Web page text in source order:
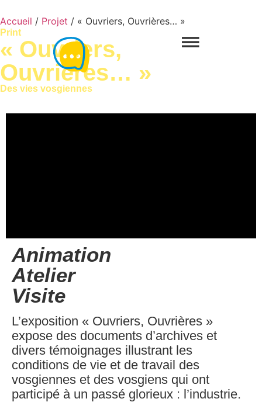
Accueil / Projet / « Ouvriers, Ouvrières… »
Print
« Ouvriers,
Ouvrières… »
Des vies vosgiennes
Animation
Atelier
Visite
L’exposition « Ouvriers, Ouvrières »
expose des documents d’archives et
divers témoignages illustrant les
conditions de vie et de travail des
vosgiennes et des vosgiens qui ont
participé à un passé glorieux : l’industrie.